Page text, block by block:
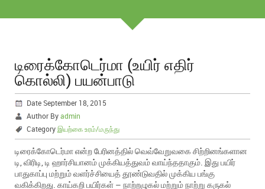
டிரைக்கோடெர்மா (உயிர் எதிர்
கொல்லி) பயன்பாடு
Date September 18, 2015
Author Byadmin
Categoryஇயற்கை உரம்/மருந்து
டிரைக்கோடெர்மா என்ற பேரினத்தில் வெவ்வேறுவகை சிற்றினங்களான
டி, விரிடி, டி ஹார்சியானம் முக்கியத்துவம் வாய்ந்ததாகும். இது பயிர்
பாதுகாப்பு மற்றும் வளர்ச்சியைத் தூண்டுவதில் முக்கிய பங்கு
வகிக்கிறது. காய்கறி பயிர்கள் – நாற்றழுகல் மற்றும் நாற்று கருகல்